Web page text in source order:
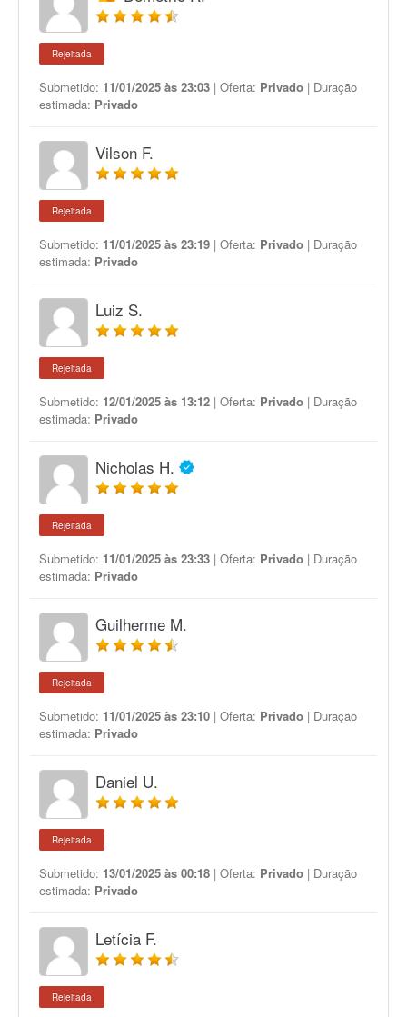
Rejeitada
Submetido: 11/01/2025 às 23:03 | Oferta: Privado | Duração
estimada: Privado
Vilson F.
Rejeitada
Submetido: 11/01/2025 às 23:19 | Oferta: Privado | Duração
estimada: Privado
Luiz S.
Rejeitada
Submetido: 12/01/2025 às 13:12 | Oferta: Privado | Duração
estimada: Privado
Nicholas H.
Rejeitada
Submetido: 11/01/2025 às 23:33 | Oferta: Privado | Duração
estimada: Privado
Guilherme M.
Rejeitada
Submetido: 11/01/2025 às 23:10 | Oferta: Privado | Duração
estimada: Privado
Daniel U.
Rejeitada
Submetido: 13/01/2025 às 00:18 | Oferta: Privado | Duração
estimada: Privado
Letícia F.
Rejeitada